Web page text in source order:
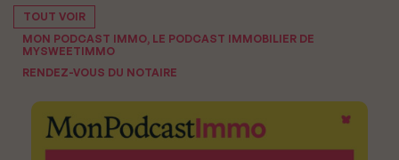
TOUT VOIR
MON PODCAST IMMO, LE PODCAST IMMOBILIER DE
MYSWEETIMMO
RENDEZ-VOUS DU NOTAIRE